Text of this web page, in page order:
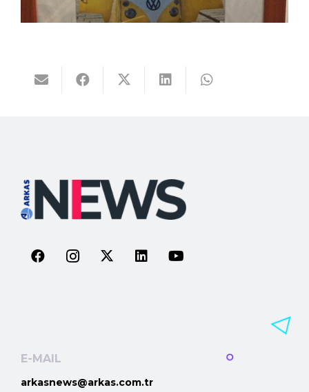
E-MAIL
arkasnews@arkas.com.tr